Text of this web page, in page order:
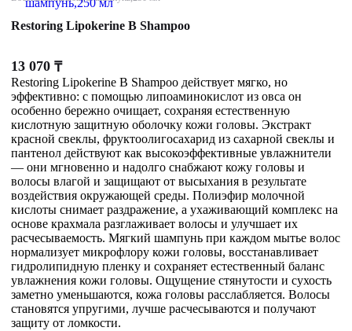
Restoring Lipokerine B Shampoo
13 070 ₸
Restoring Lipokerine B Shampoo действует мягко, но
эффективно: с помощью липоаминокислот из овса он
особенно бережно очищает, сохраняя естественную
кислотную защитную оболочку кожи головы. Экстракт
красной свеклы, фруктоолигосахарид из сахарной свеклы и
пантенол действуют как высокоэффективные увлажнители
— они мгновенно и надолго снабжают кожу головы и
волосы влагой и защищают от высыхания в результате
воздействия окружающей среды. Полиэфир молочной
кислоты снимает раздражение, а ухаживающий комплекс на
основе крахмала разглаживает волосы и улучшает их
расчесываемость. Мягкий шампунь при каждом мытье волос
нормализует микрофлору кожи головы, восстанавливает
гидролипидную пленку и сохраняет естественный баланс
увлажнения кожи головы. Ощущение стянутости и сухость
заметно уменьшаются, кожа головы расслабляется. Волосы
становятся упругими, лучше расчесываются и получают
защиту от ломкости.